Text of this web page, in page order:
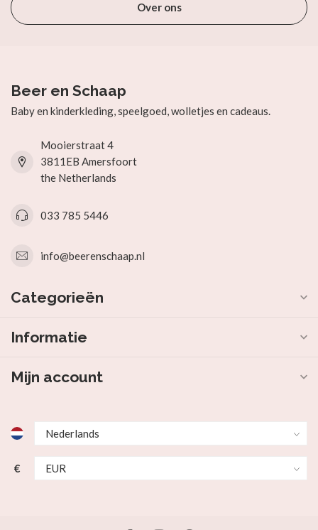
Over ons
Beer en Schaap
Baby en kinderkleding, speelgoed, wolletjes en cadeaus.
Mooierstraat 4
3811EB Amersfoort
the Netherlands
033 785 5446
info@beerenschaap.nl
Categorieën
Informatie
Mijn account
€